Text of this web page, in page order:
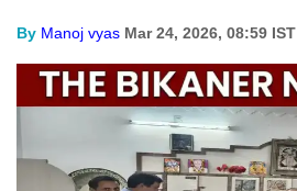
By Manoj vyas Mar 24, 2026, 08:59 IST